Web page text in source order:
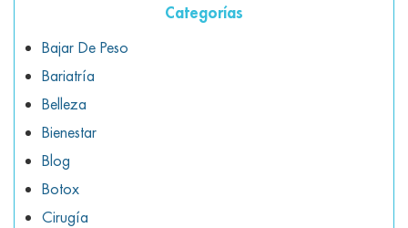
Categorías
Bajar De Peso
Bariatría
Belleza
Bienestar
Blog
Botox
Cirugía